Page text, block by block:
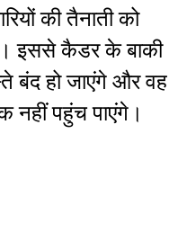
की तैनाती को
है। इससे कैडर के बाकी
बंद हो जाएंगे और वह
नहीं पहुंच पाएंगे।